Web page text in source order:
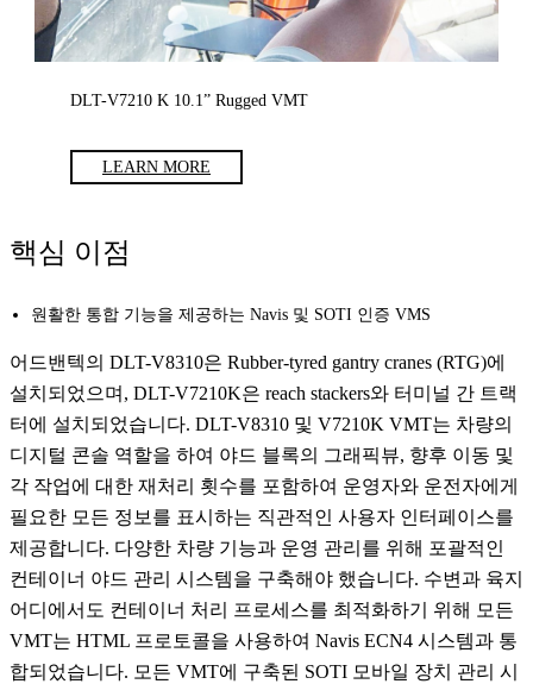
DLT-V7210 K 10.1” Rugged VMT
LEARN MORE
핵심 이점
원활한 통합 기능을 제공하는 Navis 및 SOTI 인증 VMS
어드밴텍의 DLT-V8310은 Rubber-tyred gantry cranes (RTG)에
설치되었으며, DLT-V7210K은 reach stackers와 터미널 간 트랙
터에 설치되었습니다. DLT-V8310 및 V7210K VMT는 차량의
디지털 콘솔 역할을 하여 야드 블록의 그래픽뷰, 향후 이동 및
각 작업에 대한 재처리 횟수를 포함하여 운영자와 운전자에게
필요한 모든 정보를 표시하는 직관적인 사용자 인터페이스를
제공합니다. 다양한 차량 기능과 운영 관리를 위해 포괄적인
컨테이너 야드 관리 시스템을 구축해야 했습니다. 수변과 육지
어디에서도 컨테이너 처리 프로세스를 최적화하기 위해 모든
VMT는 HTML 프로토콜을 사용하여 Navis ECN4 시스템과 통
합되었습니다. 모든 VMT에 구축된 SOTI 모바일 장치 관리 시